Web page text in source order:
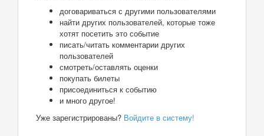
договариваться с другими пользователями
найти других пользователей, которые тоже
хотят посетить это событие
писать/читать комментарии других
пользователей
смотреть/оставлять оценки
покупать билеты
присоединиться к событию
и много другое!
Уже зарегистрированы? Войдите в систему!